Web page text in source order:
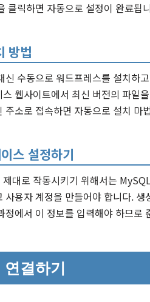
클릭하면 자동으로 설정이 완료됩
방법
신 수동으로 워드프레스를 설치하
웹사이트에서 최신 버전의 파일
주소로 접속하면 자동으로 설치 마
스 설정하기
대로 작동시키기 위해서는
사용자 계정을 만들어야 합니다.
정에서 이 정보를 입력해야 하므로
연결하기